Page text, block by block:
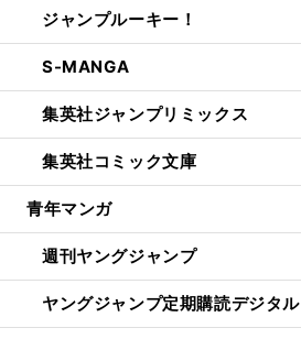
ジャンプルーキー！
S-MANGA
集英社ジャンプリミックス
集英社コミック文庫
青年マンガ
週刊ヤングジャンプ
ヤングジャンプ定期購読デジタル